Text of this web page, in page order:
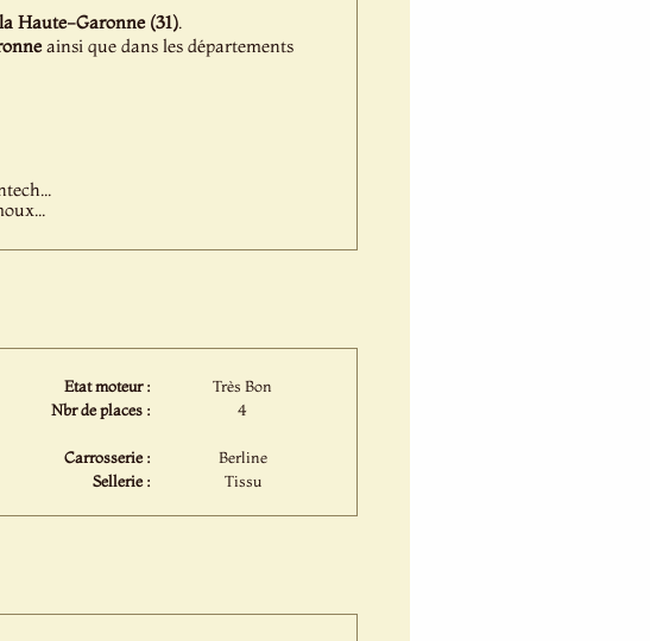
Haute-Garonne (31).
ainsi que dans les départements
Etat moteur :
Très Bon
Nbr de places :
4
Carrosserie :
Berline
Sellerie :
Tissu